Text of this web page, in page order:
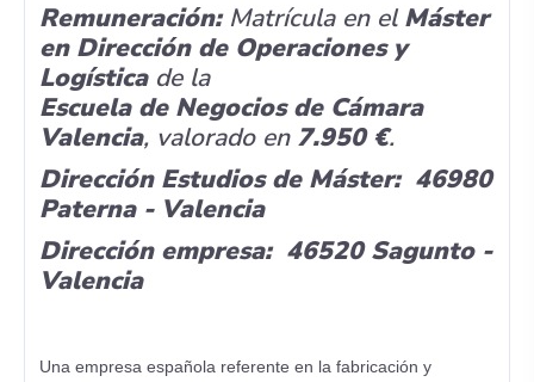
Remuneración:Matrícula en elMáster
en Dirección de Operaciones y
Logísticade la
Escuela de Negocios de Cámara
Valencia, valorado en 7.950 €.
Dirección Estudios de Máster: 46980
Paterna - Valencia
Dirección empresa: 46520 Sagunto -
Valencia
Una empresa española referente en la fabricación y